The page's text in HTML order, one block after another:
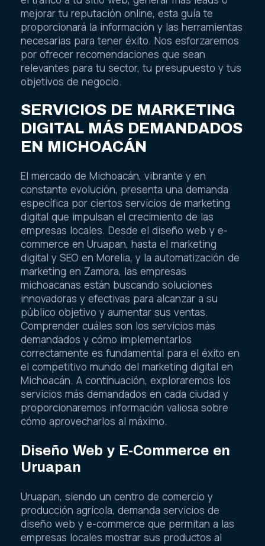
mejorar tu reputación online, esta guía te
proporcionará la información y las herramientas
necesarias para tener éxito. Nos esforzaremos
por ofrecer recomendaciones que sean
relevantes para tu sector, tu presupuesto y tus
objetivos de negocio.
SERVICIOS DE MARKETING
DIGITAL MÁS DEMANDADOS
EN MICHOACÁN
El mercado de Michoacán, vibrante y en
constante evolución, presenta una demanda
específica por ciertos servicios de marketing
digital que impulsan el crecimiento de las
empresas locales. Desde el diseño web y e-
commerce en Uruapan, hasta el marketing
digital y SEO en Morelia, y la automatización de
marketing en Zamora, las empresas
michoacanas están buscando soluciones
innovadoras y efectivas para alcanzar a su
público objetivo y aumentar sus ventas.
Comprender cuáles son los servicios más
demandados y cómo implementarlos
correctamente es fundamental para el éxito en
el competitivo mundo del marketing digital en
Michoacán. A continuación, exploraremos los
servicios más demandados en cada ciudad y
proporcionaremos información valiosa sobre
cómo aprovecharlos al máximo.
Diseño Web y E-Commerce en
Uruapan
Uruapan, siendo un centro de comercio y
producción agrícola, demanda servicios de
diseño web y e-commerce que permitan a las
empresas locales mostrar sus productos al